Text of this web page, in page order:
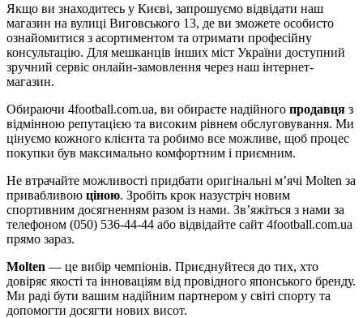
Якщо ви знаходитесь у Києві, запрошуємо відвідати наш
магазин на вулиці Виговського 13, де ви зможете особисто
ознайомитися з асортиментом та отримати професійну
консультацію. Для мешканців інших міст України доступний
зручний сервіс онлайн-замовлення через наш інтернет-
магазин.
Обираючи 4football.com.ua, ви обираєте надійного продавця з
відмінною репутацією та високим рівнем обслуговування. Ми
цінуємо кожного клієнта та робимо все можливе, щоб процес
покупки був максимально комфортним і приємним.
Не втрачайте можливості придбати оригінальні м’ячі Molten за
привабливою ціною. Зробіть крок назустріч новим
спортивним досягненням разом із нами. Зв’яжіться з нами за
телефоном (050) 536-44-44 або відвідайте сайт 4football.com.ua
прямо зараз.
Molten — це вибір чемпіонів. Приєднуйтеся до тих, хто
довіряє якості та інноваціям від провідного японського бренду.
Ми раді бути вашим надійним партнером у світі спорту та
допомогти досягти нових висот.